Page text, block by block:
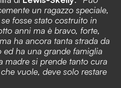
un ragazzo speciale,
fosse stato costruito in
anni ma è bravo, forte,
ha ancora tanta strada da
ed ha una grande famiglia
madre si prende tanto cura
vuole, deve solo restare